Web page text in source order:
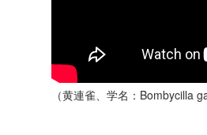
（黄連雀、学名：Bombycilla